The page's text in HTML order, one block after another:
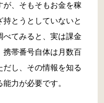
が、そもそもお金を稼
とうとしていないと
べてみると、実は課金
携帯番号自体は月数百
だし、その情報を知る
力が必要です。